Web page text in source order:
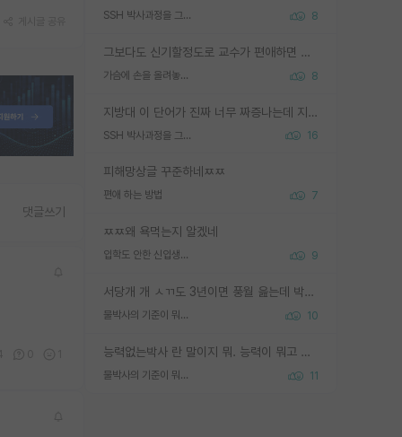
SSH 박사과정을 그만두고 지방대 박사로 옮기면 교수의 꿈은 끝일까요? 8
그보다도 신기할정도로 교수가 편애하면 그사람만 논문이 되더라구요 내용이 다른 사람보다 허접해도요
가슴에 손을 올려놓고 싫어하는 사람 불공정하게 리뷰 8
지방대 이 단어가 진짜 너무 짜증나는데 지방대면 다 그냥 쓰레기인가요? 무슨 말 같지도 않은 댓글들이 있는건지??? 지방에도 충분히 좋은 대학 많고 충분히 잘하는 교수님들 많습니다 포항공대 4개 IST 대표 지거국들 여기 모두 다 지방에 있고 여기 출신들 중에 교수하는 분들 적지 않습니다 지거국 출신이 무슨 교수를 하냐?라고 생각할 사람들 많은데 상위 대표 지거국에 아웃라이어들 많습니다 결국 개인의 연구역량과 실적이 중요합니다 이 역량을 펼치는데 있어서 지도교수와의 합도 중요합니다. 그리고 경력이 필요하면 해외포닥까지 다녀오세요
SSH 박사과정을 그만두고 지방대 박사로 옮기면 교수의 꿈은 끝일까요? 16
피해망상글 꾸준하네ㅉㅉ
편애 하는 방법 7
ㅉㅉ왜 욕먹는지 알겠네
입학도 안한 신입생이 원래 관심을 받나요 9
서당개 개 ㅅㄲ도 3년이면 풍월 읊는데 박사 5년 이상 대리고 있으면서 물된건 교수 탓 맞는ㄱ게 거기가 서당이 아니란 소리임
물박사의 기준이 뭐임? 10
능력없는박사 란 말이지 뭐. 능력이 뭐고 능력이 있다는게 뭔지는 사람마다 기준이 다르니까 얘기해봐야 서로 자기 기준만 얘기해서 논쟁이 끝이 안나고. 주위에서 능력있고 야심있는 신입생이 교수가 유의미한 피드백을 아예 안주면서 제대로된 과제에 참여해볼 기회도 제공하지 않고 잡일 뺑뺑이만 돌려서 맨날 단순작업만 하면서 밤새다가 눈빛이 점점 죽어가는걸 본 사람은 물박사는 교수탓이라고 하고, 교수는 이것저것 알려도 주고 기회도 주고 사수 동기 붙여주면서 어떻게든 끌고가려고 하는데 본인이 매일 뺀질거리면서 출근 하는둥마는둥 하다가 기껏 와서도 폰이나 쳐다보다가 실험 망치고 저녁약속있어서 먼저 가볼게요~ 하는걸 본 사람은 물박사는 본인탓이라고 함.
물박사의 기준이 뭐임? 11
댓글쓰기